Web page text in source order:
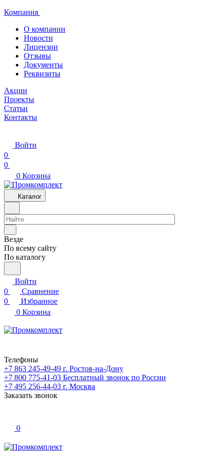
Компания
О компании
Новости
Лицензии
Отзывы
Документы
Реквизиты
Акции
Проекты
Статьи
Контакты
Войти
0
0
0 Корзина
Каталог
Везде
По всему сайту
По каталогу
Войти
0
Сравнение
0
Избранное
0 Корзина
Телефоны
+7 863 245-49-49 г. Ростов-на-Дону
+7 800 775-41-03 Бесплатный звонок по России
+7 495 256-44-03 г. Москва
Заказать звонок
0